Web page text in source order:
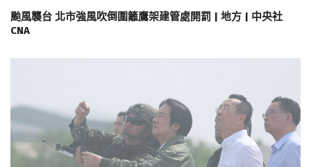
颱風襲台 北市強風吹倒圍籬鷹架建管處開罰 | 地方 | 中央社
CNA